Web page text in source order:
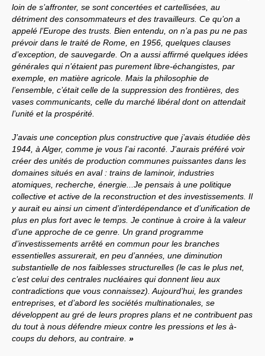
loin de s’affronter, se sont concertées et cartellisées, au
détriment des consommateurs et des travailleurs. Ce qu’on a
appelé l’Europe des trusts. Bien entendu, on n’a pas pu ne pas
prévoir dans le traité de Rome, en 1956, quelques clauses
d’exception, de sauvegarde. On a aussi affirmé quelques idées
générales qui n’étaient pas purement libre-échangistes, par
exemple, en matière agricole. Mais la philosophie de
l’ensemble, c’était celle de la suppression des frontières, des
vases communicants, celle du marché libéral dont on attendait
l’unité et la prospérité.
J’avais une conception plus constructive que j’avais étudiée dès
1944, à Alger, comme je vous l’ai raconté. J’aurais préféré voir
créer des unités de production communes puissantes dans les
domaines situés en aval : trains de laminoir, industries
atomiques, recherche, énergie...Je pensais à une politique
collective et active de la reconstruction et des investissements. Il
y aurait eu ainsi un ciment d’interdépendance et d’unification de
plus en plus fort avec le temps. Je continue à croire à la valeur
d’une approche de ce genre. Un grand programme
d’investissements arrêté en commun pour les branches
essentielles assurerait, en peu d’années, une diminution
substantielle de nos faiblesses structurelles (le cas le plus net,
c’est celui des centrales nucléaires qui donnent lieu aux
contradictions que vous connaissez). Aujourd’hui, les grandes
entreprises, et d’abord les sociétés multinationales, se
développent au gré de leurs propres plans et ne contribuent pas
du tout à nous défendre mieux contre les pressions et les à-
coups du dehors, au contraire. »